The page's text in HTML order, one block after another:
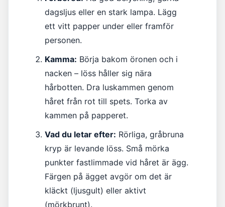
dagsljus eller en stark lampa. Lägg
ett vitt papper under eller framför
personen.
Kamma: Börja bakom öronen och i
nacken – löss håller sig nära
hårbotten. Dra luskammen genom
håret från rot till spets. Torka av
kammen på papperet.
Vad du letar efter: Rörliga, gråbruna
kryp är levande löss. Små mörka
punkter fastlimmade vid håret är ägg.
Färgen på ägget avgör om det är
kläckt (ljusgult) eller aktivt
(mörkbrunt).